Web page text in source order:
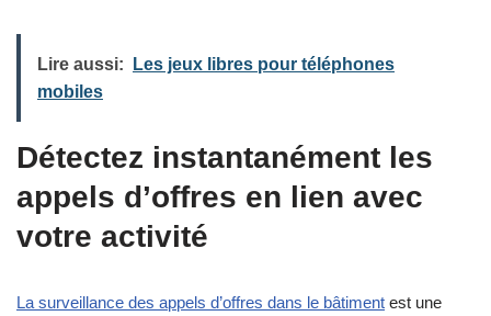
Lire aussi:
Les jeux libres pour téléphones
mobiles
Détectez instantanément les
appels d’offres en lien avec
votre activité
La surveillance des appels d’offres dans le bâtiment est une